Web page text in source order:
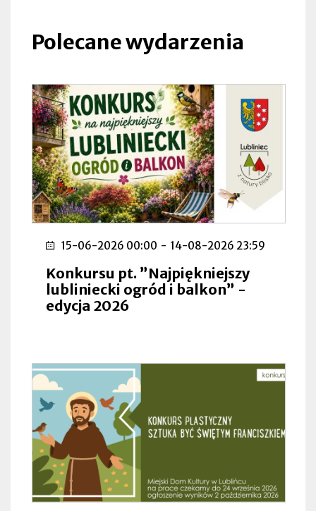
zakładce
Polecane wydarzenia
15-06-2026 00:00 - 14-08-2026 23:59
Konkursu pt. ”Najpiękniejszy
lubliniecki ogród i balkon” -
edycja 2026